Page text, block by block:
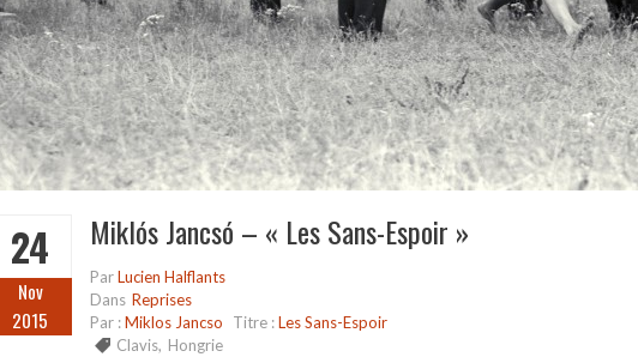
24
Nov
2015
Miklós Jancsó – « Les Sans-Espoir »
ParLucien Halflants
Dans Reprises
Par :Miklos Jancso Titre :Les Sans-Espoir
Clavis, Hongrie